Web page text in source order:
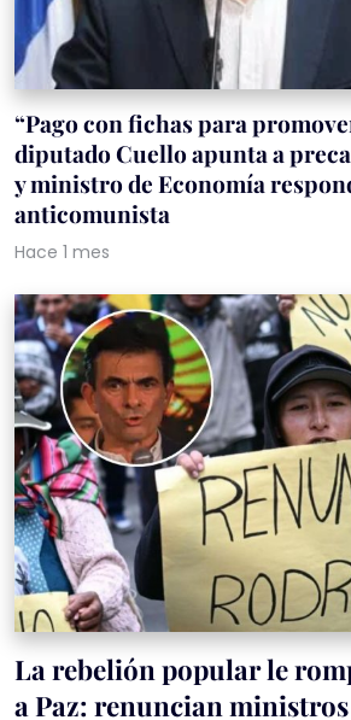
“Pago con fichas para
diputado Cuello apunta a
y ministro de Economía
anticomunista
Hace 1 mes
La rebelión popular le
a Paz: renuncian ministros